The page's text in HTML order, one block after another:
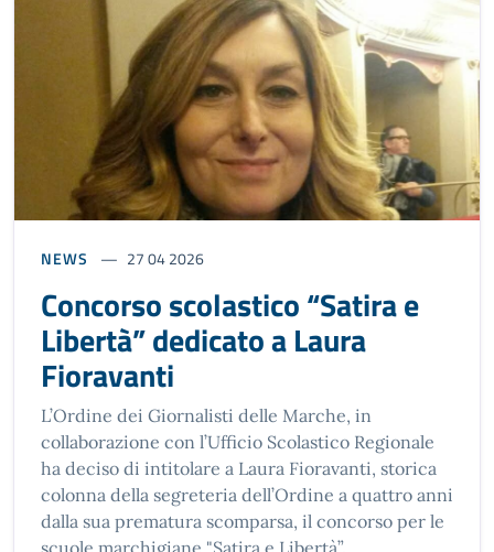
NEWS 27 04 2026
Concorso scolastico “Satira e
Libertà” dedicato a Laura
Fioravanti
L’Ordine dei Giornalisti delle Marche, in
collaborazione con l’Ufficio Scolastico Regionale
ha deciso di intitolare a Laura Fioravanti, storica
colonna della segreteria dell’Ordine a quattro anni
dalla sua prematura scomparsa, il concorso per le
scuole marchigiane "Satira e Libertà”.